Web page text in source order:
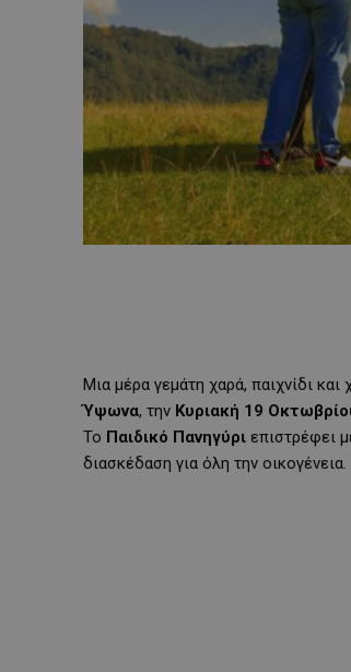
Μια μέρα γεμάτη χαρά, παιχνίδι
Ύψωνα, την Κυριακή 19
Το Παιδικό Πανηγύρι επιστρέφει
διασκέδαση για όλη την οικογένεια.